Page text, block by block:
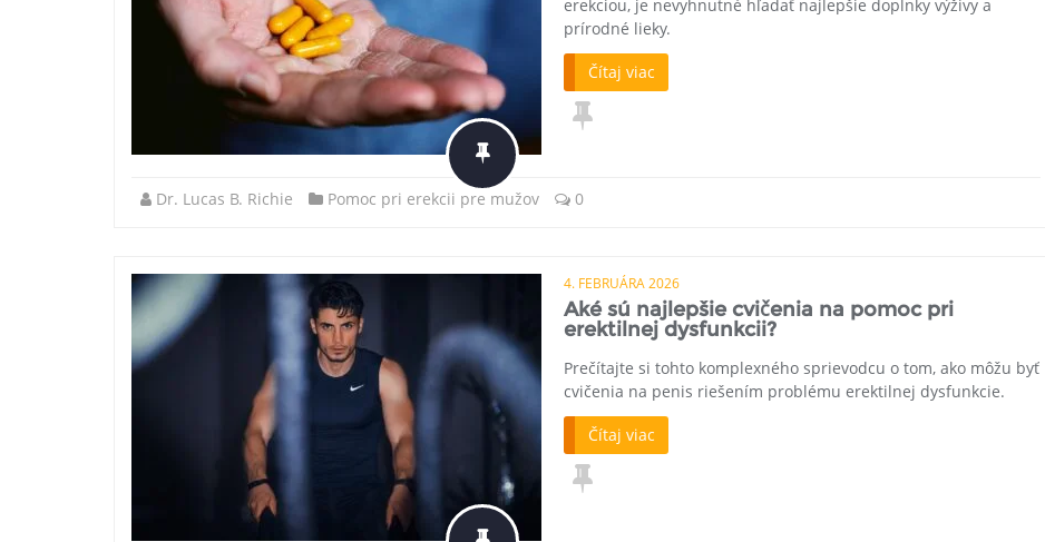
erekciou, je nevyhnutné hľadať najlepšie doplnky výživy a
prírodné lieky.
Čítaj viac
Dr. Lucas B. Richie Pomoc pri erekcii pre mužov 0
4. FEBRUÁRA 2026
Aké sú najlepšie cvičenia na pomoc pri
erektilnej dysfunkcii?
Prečítajte si tohto komplexného sprievodcu o tom, ako môžu byť
cvičenia na penis riešením problému erektilnej dysfunkcie.
Čítaj viac